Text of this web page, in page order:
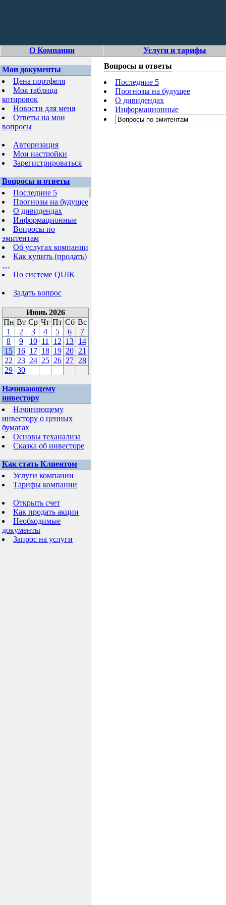
О Компании Услуги и тарифы
Мои документы
Цена портфеля
Моя таблица
котировок
Новости для меня
Ответы на мои
вопросы
Авторизация
Мои настройки
Зарегистрироваться
Вопросы и ответы
Последние 5
Прогнозы на будущее
О дивидендах
Информационные
Вопросы по
эмитентам
Об услугах компании
Как купить (продать)
…
По системе QUIK
Задать вопрос
Июнь 2026
Пн Вт Ср Чт Пт Сб Вс
1
2 3 4 5 6
7
8
9 10 11 12 13 14
15 16 17 18 19 20 21
22
23 24 25 26 27 28
29 30
Начинающему
инвестору
Начинающему
инвестору о ценных
бумагах
Основы теханализа
Сказка об инвесторе
Как стать Клиентом
Услуги компании
Тарифы компании
Открыть счет
Как продать акции
Необходимые
документы
Запрос на услуги
Вопросы и ответы
Последние 5
Прогнозы на будущее
О дивидендах
Информационные